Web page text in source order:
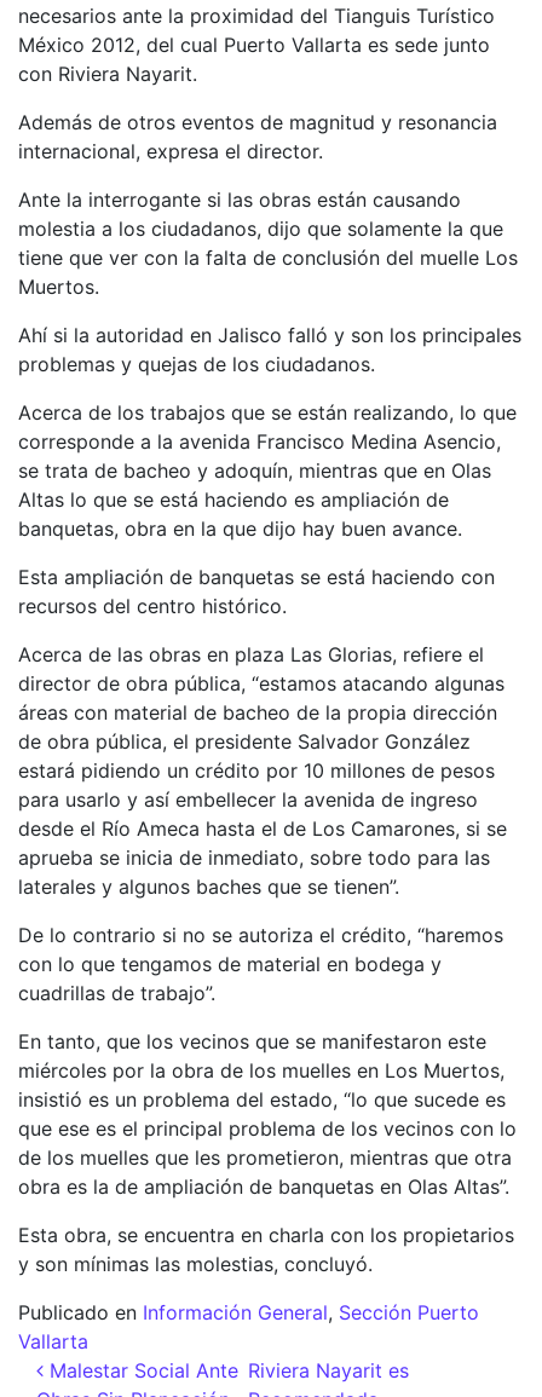
necesarios ante la proximidad del Tianguis Turístico
México 2012, del cual Puerto Vallarta es sede junto
con Riviera Nayarit.
Además de otros eventos de magnitud y resonancia
internacional, expresa el director.
Ante la interrogante si las obras están causando
molestia a los ciudadanos, dijo que solamente la que
tiene que ver con la falta de conclusión del muelle Los
Muertos.
Ahí si la autoridad en Jalisco falló y son los principales
problemas y quejas de los ciudadanos.
Acerca de los trabajos que se están realizando, lo que
corresponde a la avenida Francisco Medina Asencio,
se trata de bacheo y adoquín, mientras que en Olas
Altas lo que se está haciendo es ampliación de
banquetas, obra en la que dijo hay buen avance.
Esta ampliación de banquetas se está haciendo con
recursos del centro histórico.
Acerca de las obras en plaza Las Glorias, refiere el
director de obra pública, “estamos atacando algunas
áreas con material de bacheo de la propia dirección
de obra pública, el presidente Salvador González
estará pidiendo un crédito por 10 millones de pesos
para usarlo y así embellecer la avenida de ingreso
desde el Río Ameca hasta el de Los Camarones, si se
aprueba se inicia de inmediato, sobre todo para las
laterales y algunos baches que se tienen”.
De lo contrario si no se autoriza el crédito, “haremos
con lo que tengamos de material en bodega y
cuadrillas de trabajo”.
En tanto, que los vecinos que se manifestaron este
miércoles por la obra de los muelles en Los Muertos,
insistió es un problema del estado, “lo que sucede es
que ese es el principal problema de los vecinos con lo
de los muelles que les prometieron, mientras que otra
obra es la de ampliación de banquetas en Olas Altas”.
Esta obra, se encuentra en charla con los propietarios
y son mínimas las molestias, concluyó.
Publicado en Información General, Sección Puerto
Vallarta
Navegación de entradas
Malestar Social Ante Riviera Nayarit es